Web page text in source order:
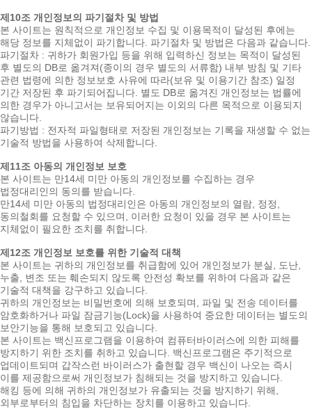
제10조 개인정보의 파기절차 및 방법
본 사이트는 원칙적으로 개인정보 수집 및 이용목적이 달성된 후에는
해당 정보를 지체없이 파기합니다. 파기절차 및 방법은 다음과 같습니다.
파기절차 : 귀하가 회원가입 등을 위해 입력하신 정보는 목적이 달성된
후 별도의 DB로 옮겨져(종이의 경우 별도의 서류함) 내부 방침 및 기타
관련 법령에 의한 정보보호 사유에 따라(보유 및 이용기간 참조) 일정
기간 저장된 후 파기되어집니다. 별도 DB로 옮겨진 개인정보는 법률에
의한 경우가 아니고서는 보유되어지는 이외의 다른 목적으로 이용되지
않습니다.
파기방법 : 전자적 파일형태로 저장된 개인정보는 기록을 재생할 수 없는
기술적 방법을 사용하여 삭제합니다.
제11조 아동의 개인정보 보호
본 사이트는 만14세 미만 아동의 개인정보를 수집하는 경우
법정대리인의 동의를 받습니다.
만14세 미만 아동의 법정대리인은 아동의 개인정보의 열람, 정정,
동의철회를 요청할 수 있으며, 이러한 요청이 있을 경우 본 사이트는
지체없이 필요한 조치를 취합니다.
제12조 개인정보 보호를 위한 기술적 대책
본 사이트는 귀하의 개인정보를 취급함에 있어 개인정보가 분실, 도난,
누출, 변조 또는 훼손되지 않도록 안전성 확보를 위하여 다음과 같은
기술적 대책을 강구하고 있습니다.
귀하의 개인정보는 비밀번호에 의해 보호되며, 파일 및 전송 데이터를
암호화하거나 파일 잠금기능(Lock)을 사용하여 중요한 데이터는 별도의
보안기능을 통해 보호되고 있습니다.
본 사이트는 백신프로그램을 이용하여 컴퓨터바이러스에 의한 피해를
방지하기 위한 조치를 취하고 있습니다. 백신프로그램은 주기적으로
업데이트되며 갑작스런 바이러스가 출현할 경우 백신이 나오는 즉시
이를 제공함으로써 개인정보가 침해되는 것을 방지하고 있습니다.
해킹 등에 의해 귀하의 개인정보가 유출되는 것을 방지하기 위해,
외부로부터의 침입을 차단하는 장치를 이용하고 있습니다.